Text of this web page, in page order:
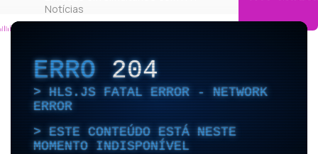
Notícias
ERRO204
HLS.JS FATAL ERROR - NETWORK
ERROR
ESTE CONTEÚDO ESTÁ NESTE
MOMENTO INDISPONÍVEL